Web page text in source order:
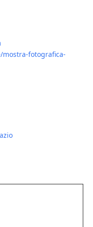
fotografica-